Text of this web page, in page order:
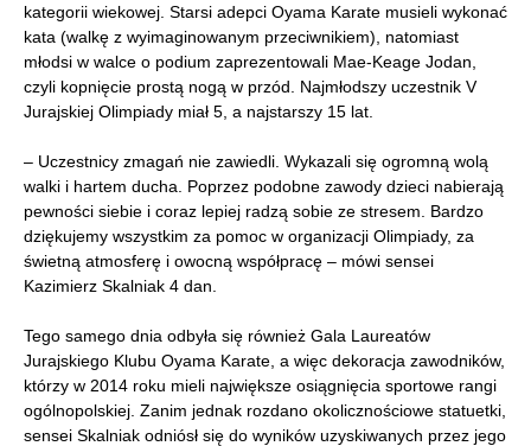
kategorii wiekowej. Starsi adepci Oyama Karate musieli wykonać
kata (walkę z wyimaginowanym przeciwnikiem), natomiast
młodsi w walce o podium zaprezentowali Mae-Keage Jodan,
czyli kopnięcie prostą nogą w przód. Najmłodszy uczestnik V
Jurajskiej Olimpiady miał 5, a najstarszy 15 lat.
– Uczestnicy zmagań nie zawiedli. Wykazali się ogromną wolą
walki i hartem ducha. Poprzez podobne zawody dzieci nabierają
pewności siebie i coraz lepiej radzą sobie ze stresem. Bardzo
dziękujemy wszystkim za pomoc w organizacji Olimpiady, za
świetną atmosferę i owocną współpracę – mówi sensei
Kazimierz Skalniak 4 dan.
Tego samego dnia odbyła się również Gala Laureatów
Jurajskiego Klubu Oyama Karate, a więc dekoracja zawodników,
którzy w 2014 roku mieli największe osiągnięcia sportowe rangi
ogólnopolskiej. Zanim jednak rozdano okolicznościowe statuetki,
sensei Skalniak odniósł się do wyników uzyskiwanych przez jego